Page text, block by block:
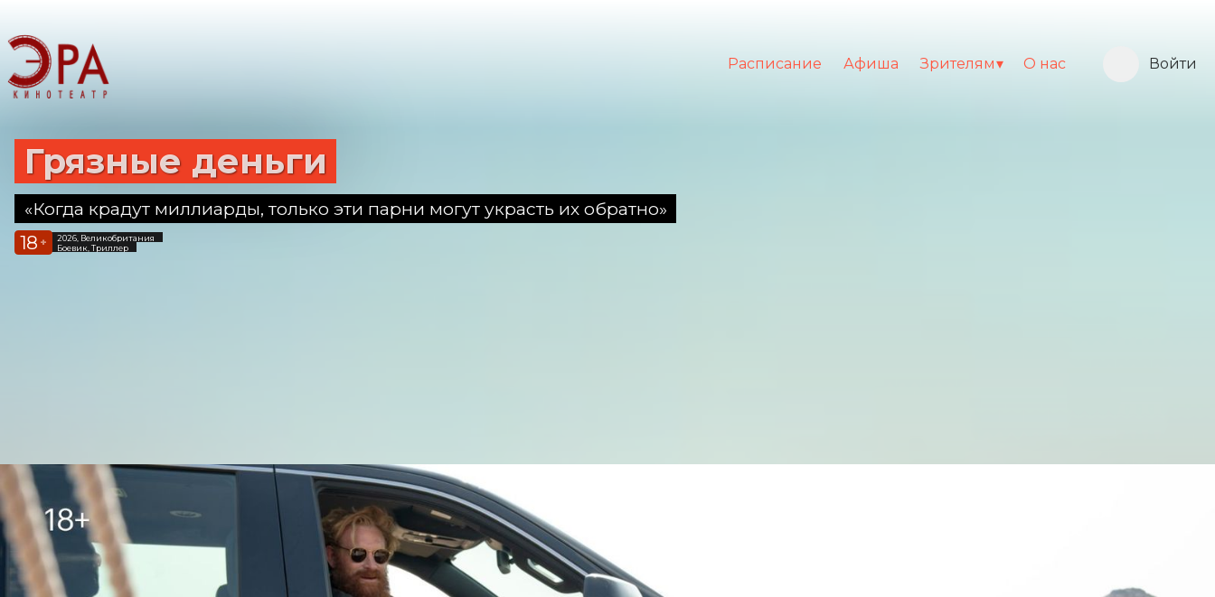
Расписание Афиша Зрителям О нас Войти
Грязные деньги
«Когда крадут миллиарды, только эти парни могут украсть их обратно»
18 +
2026, Великобритания
Боевик, Триллер